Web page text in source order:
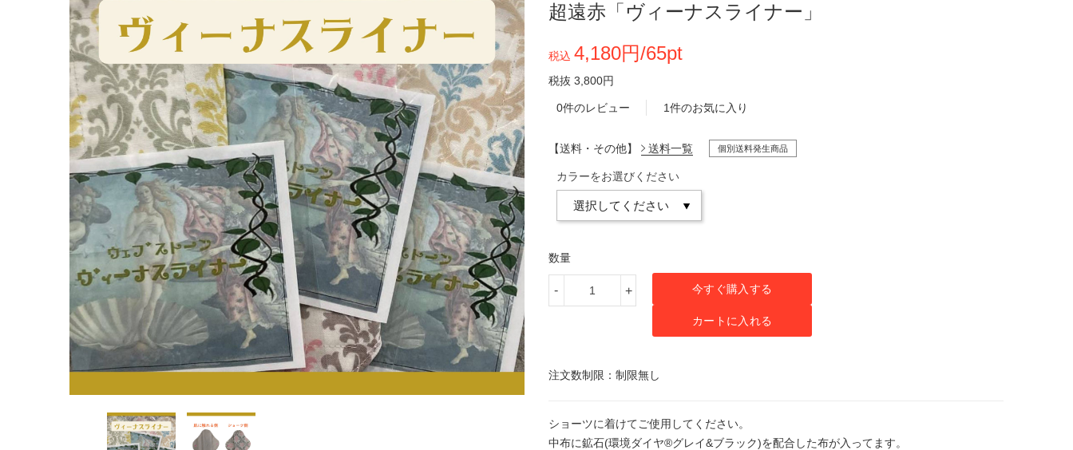
超遠赤「ヴィーナスライナー」
税込 4,180円/65pt
税抜 3,800円
0件のレビュー 1件のお気に入り
【送料・その他】 送料一覧 個別送料発生商品
カラーをお選びください
数量
- + 今すぐ購入する
カートに入れる
注文数制限：制限無し
ショーツに着けてご使用してください。
中布に鉱石(環境ダイヤ®グレイ&ブラック)を配合した布が入ってます。